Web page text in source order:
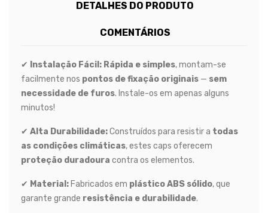
DETALHES DO PRODUTO
COMENTÁRIOS
✔ Instalação Fácil: Rápida e simples, montam-se
facilmente nos pontos de fixação originais — sem
necessidade de furos. Instale-os em apenas alguns
minutos!
✔ Alta Durabilidade:Construídos para resistir a todas
as condições climáticas, estes caps oferecem
proteção duradoura contra os elementos.
✔ Material: Fabricados em plástico ABS sólido, que
garante grande resistência e durabilidade.